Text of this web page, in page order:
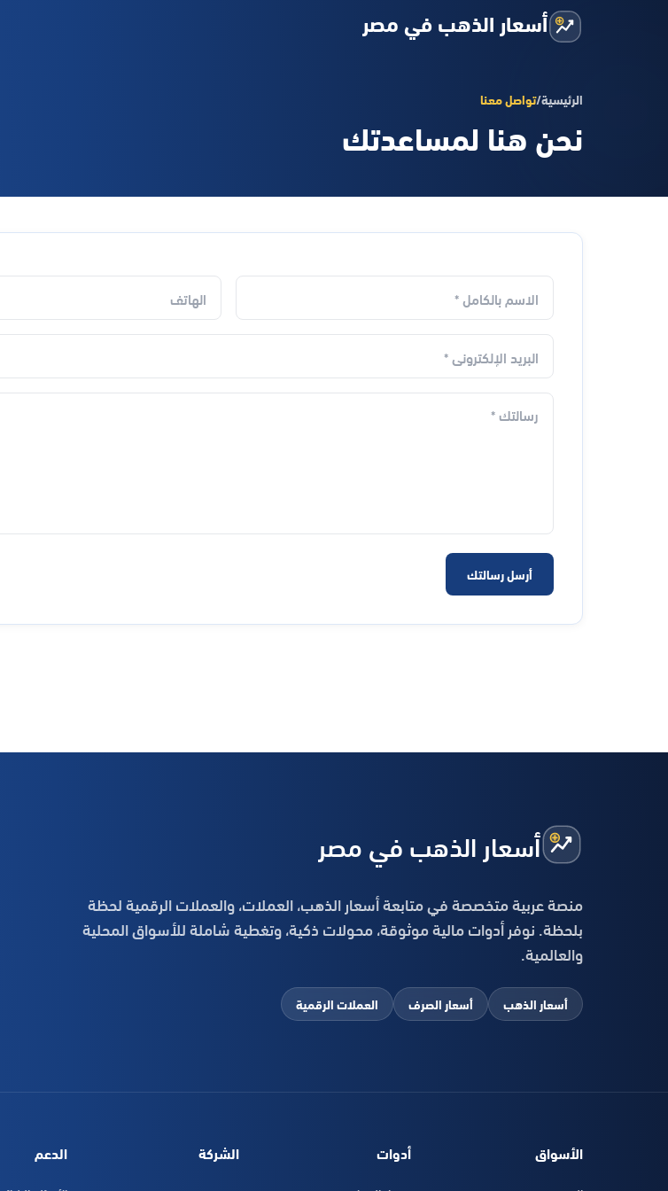
أسعار الذهب في مصر
الرئيسية/تواصل معنا
نحن هنا لمساعدتك
أرسل رسالتك
أسعار الذهب في مصر
منصة عربية متخصصة في متابعة أسعار الذهب، العملات، والعملات الرقمية لحظة
بلحظة. نوفر أدوات مالية موثوقة، محولات ذكية، وتغطية شاملة للأسواق المحلية
والعالمية.
أسعار الذهب أسعار الصرف العملات الرقمية
الأسواق أدوات الشركة الدعم